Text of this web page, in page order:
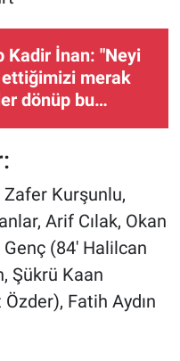
Kadir İnan: "Neyi
merak
dönüp bu
Kurşunlu,
Arif Cılak, Okan
(84' Halilcan
Şükrü Kaan
Fatih Aydın